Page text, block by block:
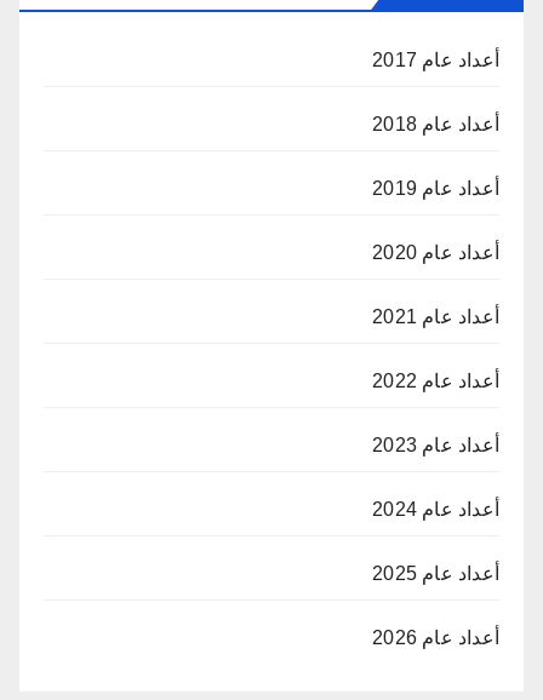
أعداد عام 2017
أعداد عام 2018
أعداد عام 2019
أعداد عام 2020
أعداد عام 2021
أعداد عام 2022
أعداد عام 2023
أعداد عام 2024
أعداد عام 2025
أعداد عام 2026